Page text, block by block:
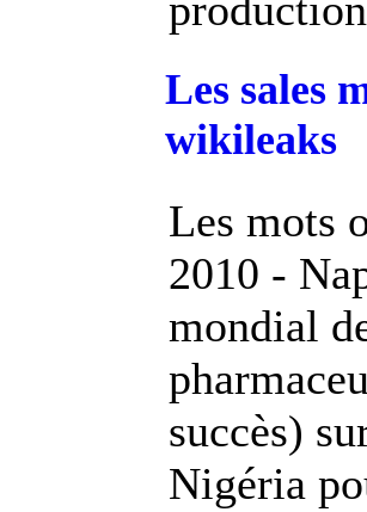
Les sales
wikileaks
Les mots
2010 -
mondial
succès)
Nigéria